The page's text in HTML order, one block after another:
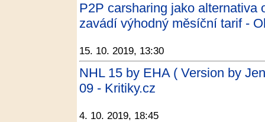
P2P carsharing jako alternativa
zavádí výhodný měsíční tarif -
15. 10. 2019, 13:30
NHL 15 by EHA ( Version by
09 - Kritiky.cz
4. 10. 2019, 18:45